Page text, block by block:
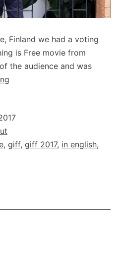
Finland we had a voting
is Free movie from
the audience and was
Junkie,
maker
Geocaching
, giff, giff 2017, in english,